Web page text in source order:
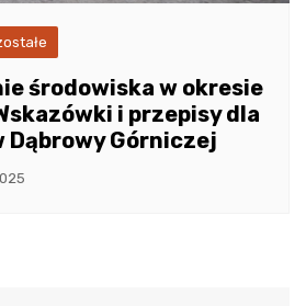
środowiska w okresie
i przepisy dla
Dąbrowy Górniczej